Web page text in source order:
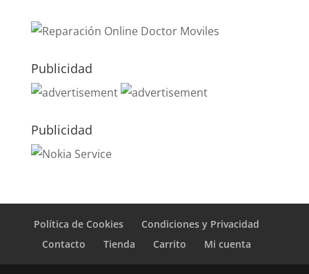
Publicidad
Publicidad
Política de Cookies
Condiciones y Privacidad
Contacto
Tienda Carrito Mi cuenta